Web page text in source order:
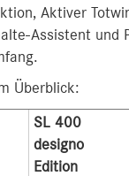
Aktiver
Assistent und
Überblick:
SL 400
designo
Edition